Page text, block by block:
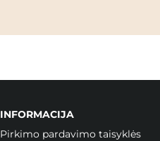
INFORMACIJA
Pirkimo pardavimo taisyklės